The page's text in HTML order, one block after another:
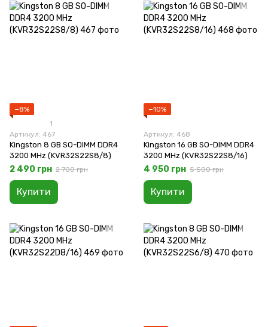
−8%
1
Артикул: 467
Kingston 8 GB SO-DIMM DDR4
3200 MHz (KVR32S22S8/8)
2 490 грн 2 700 грн
Купити
−10%
Артикул: 468
Kingston 16 GB SO-DIMM DDR4
3200 MHz (KVR32S22S8/16)
4 950 грн 5 500 грн
Купити